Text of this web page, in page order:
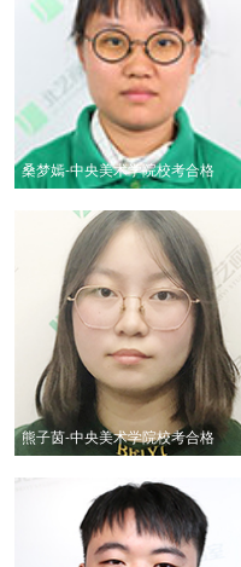
桑梦嫣-中央美术学院校考合格
熊子茵-中央美术学院校考合格